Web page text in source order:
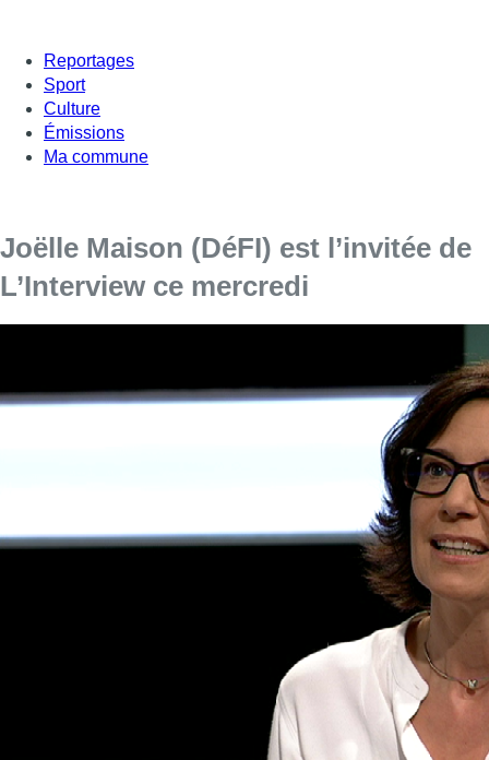
Reportages
Sport
Culture
Émissions
Ma commune
Joëlle Maison (DéFI) est l’invitée de
L’Interview ce mercredi